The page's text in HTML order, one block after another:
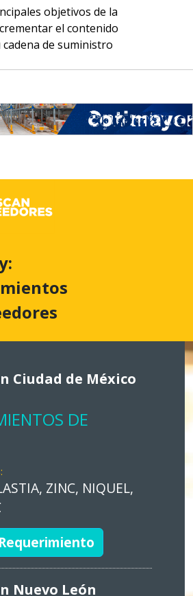
objetivos de la
el contenido
cadena de suministro
Ciudad de México
DE
ZINC, NIQUEL,
Nuevo León